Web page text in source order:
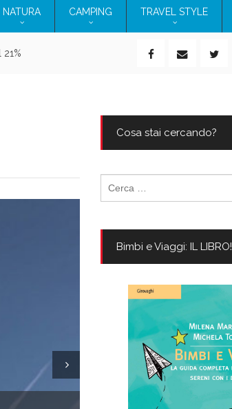
NATURA CAMPING TRAVEL STYLE
valigia (e la pelle sensibile)
Cosa stai cercando?
per:
Bimbi e Viaggi: IL LIBRO!